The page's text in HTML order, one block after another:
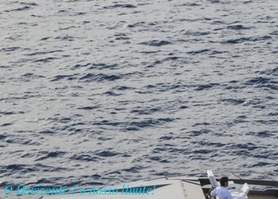
O Horizonte é o nosso limite!